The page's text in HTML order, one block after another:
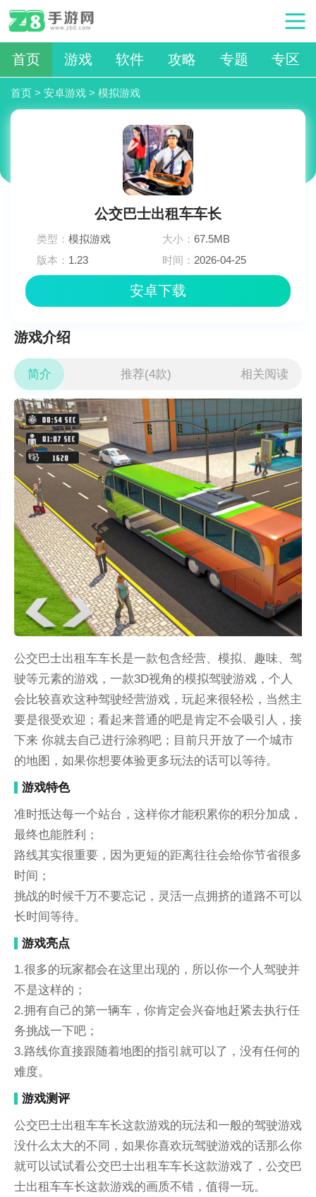
首页 游戏 软件 攻略 专题 专区
首页 > 安卓游戏 > 模拟游戏
公交巴士出租车车长
类型：模拟游戏 大小：67.5MB
版本： 1.23 时间： 2026-04-25
安卓下载
游戏介绍
简介 推荐(4款) 相关阅读
公交巴士出租车车长是一款包含经营、模拟、趣味、驾
驶等元素的游戏，一款3D视角的模拟驾驶游戏，个人
会比较喜欢这种驾驶经营游戏，玩起来很轻松，当然主
要是很受欢迎；看起来普通的吧是肯定不会吸引人，接
下来 你就去自己进行涂鸦吧；目前只开放了一个城市
的地图，如果你想要体验更多玩法的话可以等待。
游戏特色
准时抵达每一个站台，这样你才能积累你的积分加成，
最终也能胜利；
路线其实很重要，因为更短的距离往往会给你节省很多
时间；
挑战的时候千万不要忘记，灵活一点拥挤的道路不可以
长时间等待。
游戏亮点
1.很多的玩家都会在这里出现的，所以你一个人驾驶并
不是这样的；
2.拥有自己的第一辆车，你肯定会兴奋地赶紧去执行任
务挑战一下吧；
3.路线你直接跟随着地图的指引就可以了，没有任何的
难度。
游戏测评
公交巴士出租车车长这款游戏的玩法和一般的驾驶游戏
没什么太大的不同，如果你喜欢玩驾驶游戏的话那么你
就可以试试看公交巴士出租车车长这款游戏了，公交巴
士出租车车长这款游戏的画质不错，值得一玩。